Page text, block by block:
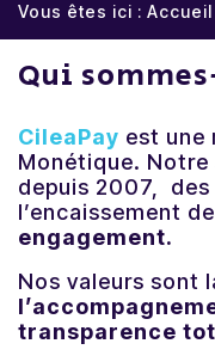
Réduisez
Une
Partenaires
Vous êtes ici : Accueil
Qui
CileaPay est une
Monétique. Notre
depuis 2007,
l’encaissement
engagement.
Nos valeurs sont
transparence